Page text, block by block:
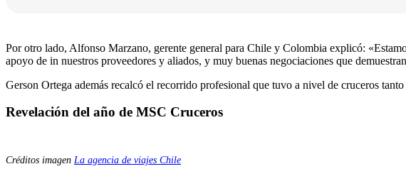
Por otro lado, Alfonso Marzano, gerente general para Chile y Colombia explicó:
apoyo de in nuestros proveedores y aliados, y muy buenas negociaciones que
Gerson Ortega además recalcó el recorrido profesional que tuvo a nivel de cruceros
Revelación del año de MSC Cruceros
Créditos imagen La agencia de viajes Chile